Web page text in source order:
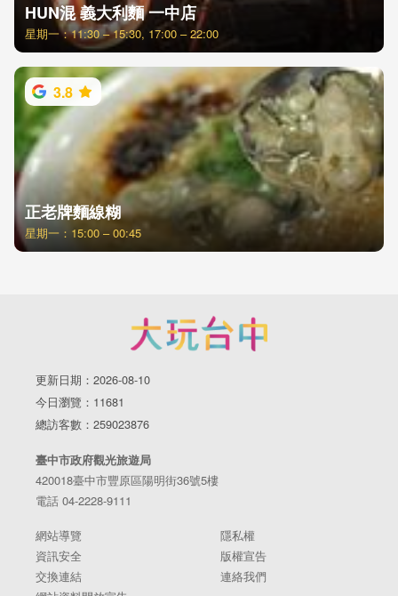
HUN混 義大利麵 一中店
星期一：11:30 – 15:30, 17:00 – 22:00
3.8
正老牌麵線糊
星期一：15:00 – 00:45
更新日期：2026-08-10
今日瀏覽：11681
總訪客數：259023876
臺中市政府觀光旅遊局
420018臺中市豐原區陽明街36號5樓
電話 04-2228-9111
網站導覽
隱私權
資訊安全
版權宣告
交換連結
連絡我們